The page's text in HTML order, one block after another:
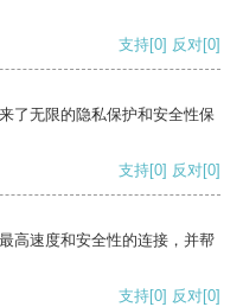
支持[0] 反对[0]
了无限的隐私保护和安全性保
支持[0] 反对[0]
高速度和安全性的连接，并帮
支持[0] 反对[0]